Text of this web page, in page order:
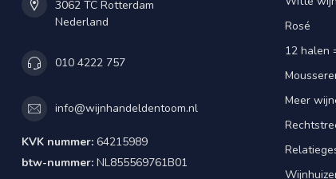
3062 TC Rotterdam
Nederland
010 4222 757
info@wijnhandeldentoom.nl
KVK nummer: 64215989
btw-nummer: NL855569761B01
Rosé
12 halen
Meer